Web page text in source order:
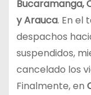
Bucaramanga,
y Arauca. En el
despachos
suspendidos,
cancelado los
Finalmente, en